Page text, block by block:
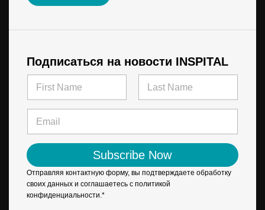
Подписаться на новости INSPITAL
m
a
i
l
*
Subscribe Now
Отправляя контактную форму, вы подтверждаете обработку
своих данных и соглашаетесь с политикой
конфиденциальности.*